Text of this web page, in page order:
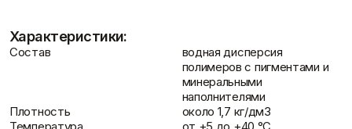
Шпаклевки
Базовая шпаклевка
штукатурки и смеси
Декоративные
штукатурки
Показать больше
свой дом.
Основные преимущества Церезит CT 60
Высокая устойчивость к атмосферным
: Материал разработан для защиты
поверхностей от неблагоприятных погодных условий,
Характеристики:
Состав
водная дисперсия
полимеров с пигментами и
минеральными
наполнителями
Плотность
около 1,7 кг/дм3